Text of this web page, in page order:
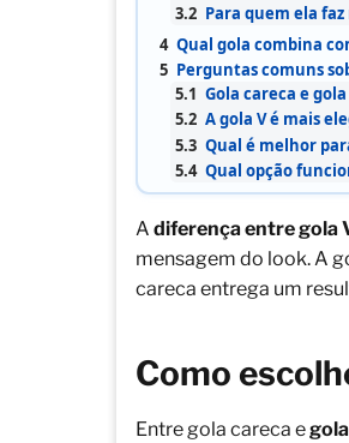
3.2 Para quem ela
4 Qual gola combina
5 Perguntas comuns
5.1 Gola careca e
5.2 A gola V é mais
5.3 Qual é melhor
5.4 Qual opção
A diferença entre gola
mensagem do look. A
careca entrega um
Como
Entre gola careca e